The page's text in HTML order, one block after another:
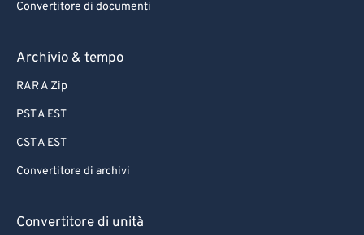
Convertitore di documenti
Archivio & tempo
RAR A Zip
PST A EST
CST A EST
Convertitore di archivi
Convertitore di unità